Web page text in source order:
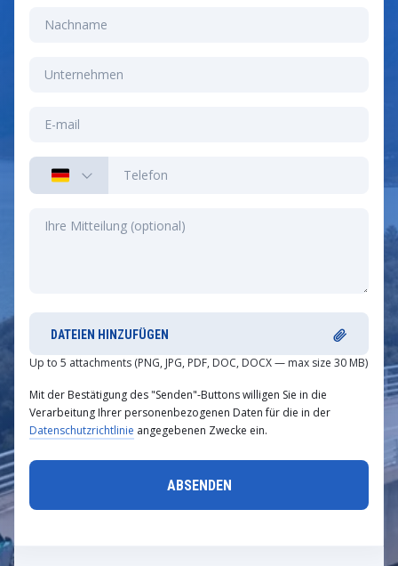
DATEIEN HINZUFÜGEN
Up to 5 attachments (PNG, JPG, PDF, DOC, DOCX — max size 30 MB)
Mit der Bestätigung des "Senden"-Buttons willigen Sie in die
Verarbeitung Ihrer personenbezogenen Daten für die in der
Datenschutzrichtlinie angegebenen Zwecke ein.